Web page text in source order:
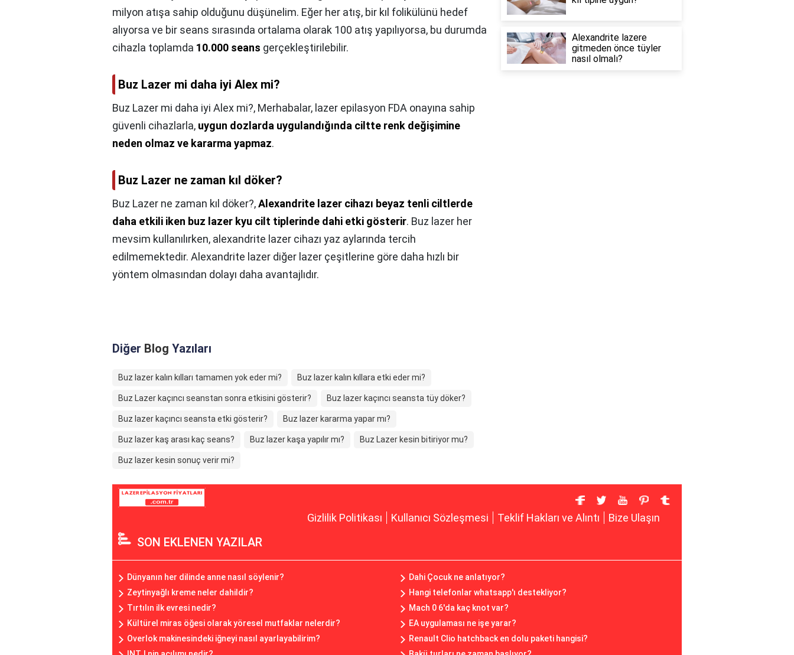
milyon atışa sahip olduğunu düşünelim. Eğer her atış, bir kıl folikülünü hedef
alıyorsa ve bir seans sırasında ortalama olarak 100 atış yapılıyorsa, bu durumda
cihazla toplamda 10.000 seans gerçekleştirilebilir.
Buz Lazer mi daha iyi Alex mi?
Buz Lazer mi daha iyi Alex mi?, Merhabalar, lazer epilasyon FDA onayına sahip
güvenli cihazlarla, uygun dozlarda uygulandığında ciltte renk değişimine
neden olmaz ve kararma yapmaz.
Buz Lazer ne zaman kıl döker?
Buz Lazer ne zaman kıl döker?,Alexandrite lazer cihazı beyaz tenli ciltlerde
daha etkili iken buz lazer kyu cilt tiplerinde dahi etki gösterir. Buz lazer her
mevsim kullanılırken, alexandrite lazer cihazı yaz aylarında tercih
edilmemektedir. Alexandrite lazer diğer lazer çeşitlerine göre daha hızlı bir
yöntem olmasından dolayı daha avantajlıdır.
Diğer Blog Yazıları
Buz lazer kalın kılları tamamen yok eder mi? Buz lazer kalın kıllara etki eder mi?
Buz Lazer kaçıncı seanstan sonra etkisini gösterir? Buz lazer kaçıncı seansta tüy döker?
Buz lazer kaçıncı seansta etki gösterir? Buz lazer kararma yapar mı?
Buz lazer kaş arası kaç seans? Buz lazer kaşa yapılır mı? Buz Lazer kesin bitiriyor mu?
Buz lazer kesin sonuç verir mi?
Alexandrite lazere
gitmeden önce tüyler
nasıl olmalı?
Gizlilik Politikası Kullanıcı Sözleşmesi Teklif Hakları ve Alıntı Bize Ulaşın
SON EKLENEN YAZILAR
Dünyanın her dilinde anne nasıl söylenir?
Dahi Çocuk ne anlatıyor?
Zeytinyağlı kreme neler dahildir?
Hangi telefonlar whatsapp'ı destekliyor?
Tırtılın ilk evresi nedir?
Mach 0 6'da kaç knot var?
Kültürel miras öğesi olarak yöresel mutfaklar nelerdir?
EA uygulaması ne işe yarar?
Overlok makinesindeki iğneyi nasıl ayarlayabilirim?
Renault Clio hatchback en dolu paketi hangisi?